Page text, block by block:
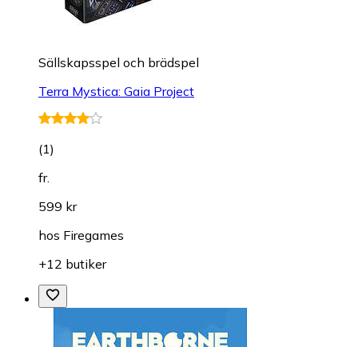
Sällskapsspel och brädspel
Terra Mystica: Gaia Project
(1)
fr.
599 kr
hos Firegames
+12 butiker